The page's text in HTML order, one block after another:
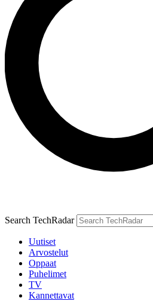
Search TechRadar
Uutiset
Arvostelut
Oppaat
Puhelimet
TV
Kannettavat